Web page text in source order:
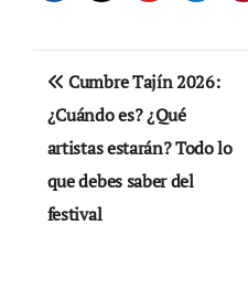
Navegación
de
entradas
Cumbre Tajín 2026:
¿Cuándo es? ¿Qué
artistas estarán? Todo lo
que debes saber del
festival